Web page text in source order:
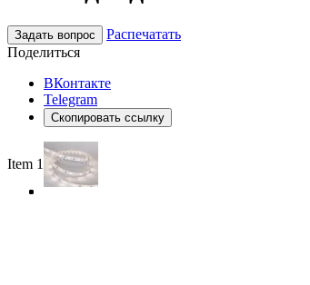
Задать вопрос
Распечатать
Поделиться
ВКонтакте
Telegram
Скопировать ссылку
Item 1 of 3